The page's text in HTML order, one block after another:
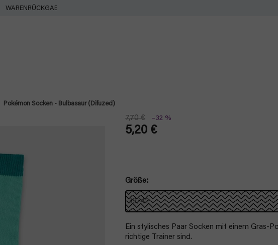
WARENRÜCKGABE
Pokémon Socken - Bulbasaur (Difuzed)
7,70 € –32 %
5,20 €
Größe
Ein stylisches Paar Socken mit einem Gras-
richtige Trainer sind.